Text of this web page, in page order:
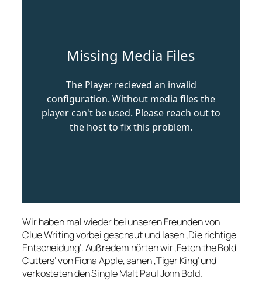
Wir haben mal wieder bei unseren Freunden von
Clue Writing vorbei geschaut und lasen ‚Die richtige
Entscheidung‘. Außredem hörten wir ‚Fetch the Bold
Cutters‘ von Fiona Apple, sahen ‚Tiger King‘ und
verkosteten den Single Malt Paul John Bold.